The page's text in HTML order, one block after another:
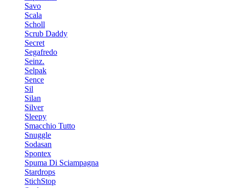
Savo
Scala
Scholl
Scrub Daddy
Secret
Segafredo
Seinz.
Selpak
Sence
Sil
Silan
Silver
Sleepy
Smacchio Tutto
Snuggle
Sodasan
Spontex
Spuma Di Sciampagna
Stardrops
StichStop